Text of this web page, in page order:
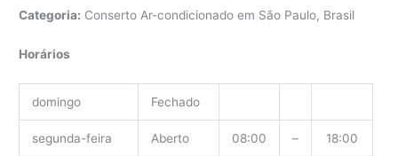
Categoria: Conserto Ar-condicionado em São Paulo, Brasil
Horários
domingo Fechado
segunda-feira Aberto 08:00 – 18:00